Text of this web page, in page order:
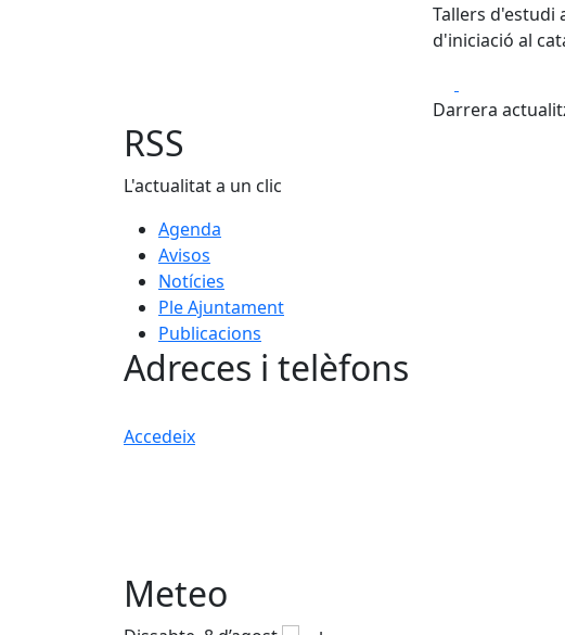
Tallers d'estudi
d'iniciació al
Darrera
RSS
L'actualitat a un clic
Agenda
Avisos
Notícies
Ple Ajuntament
Publicacions
Adreces i telèfons
Accedeix
Meteo